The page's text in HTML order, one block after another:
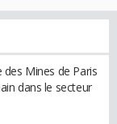
Mines de Paris
dans le secteur